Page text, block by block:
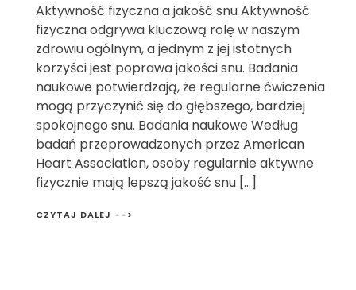
Aktywność fizyczna a jakość snu Aktywność
fizyczna odgrywa kluczową rolę w naszym
zdrowiu ogólnym, a jednym z jej istotnych
korzyści jest poprawa jakości snu. Badania
naukowe potwierdzają, że regularne ćwiczenia
mogą przyczynić się do głębszego, bardziej
spokojnego snu. Badania naukowe Według
badań przeprowadzonych przez American
Heart Association, osoby regularnie aktywne
fizycznie mają lepszą jakość snu […]
CZYTAJ DALEJ -->